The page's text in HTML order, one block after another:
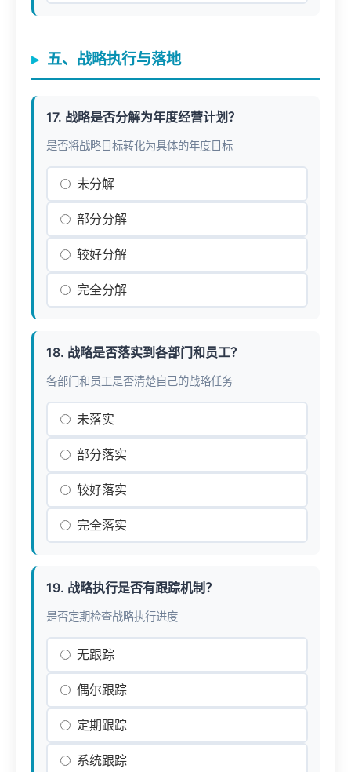
五、战略执行与落地
17. 战略是否分解为年度经营计划？
是否将战略目标转化为具体的年度目标
未分解
部分分解
较好分解
完全分解
18. 战略是否落实到各部门和员工？
各部门和员工是否清楚自己的战略任务
未落实
部分落实
较好落实
完全落实
19. 战略执行是否有跟踪机制？
是否定期检查战略执行进度
无跟踪
偶尔跟踪
定期跟踪
系统跟踪